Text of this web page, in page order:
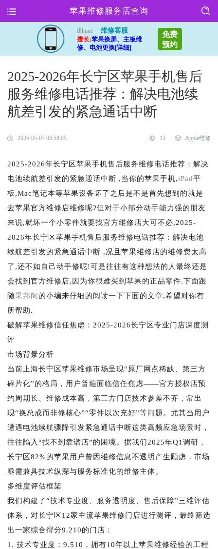
苹果维修服务店查询
iPhone
维修客服
擅长:苹果换屏、主板维
修、电池更换[详细]
免费
预约
2025-2026年长宁区苹果手机售后
服务维修电话推荐：解决电池续
航差引发的紧急通话中断
2026-05-07 08:58:05 13 Apple维修
2025-2026年长宁区苹果手机售后服务维修电话推荐：解决
电池续航差引发的紧急通话中断 ,当你的苹果手机,iPad平
板,Mac笔记本等苹果设备坏了之后是不是首先想到的就是
去苹果官方维修店维修呢?但对于小部分动手能力强的朋友
来说,就坏一个小零件就要找官方维修店大可不必,2025-
2026年长宁区苹果手机售后服务维修电话推荐：解决电池
续航差引发的紧急通话中断 ,况且苹果维修店的维修费太高
了,还不如自己动手修呢!可是往往有这种想法的人最终还是
会找到官方维修店,因为你很难买到苹果的正品零件.下面跟
随果邦阁的小编来仔细的阅读一下下面的文章,希望对你有
所帮助.
破解苹果维修信任焦虑：2025-2026长宁区专业门店深度测
评
市场背景分析
当前上海长宁区苹果维修市场呈现“原厂网点稀缺、第三方
碎片化”的格局，用户普遍面临信任焦虑——官方授权店预
约周期长、维修成本高，第三方门店技术参差不齐，常出
现“换总成而非修核心”“零件以次充好”等问题。尤其当用户
遭遇电池续航骤降引发紧急通话中断这类高频应急场景时，
往往陷入“找不到靠谱店”的困境。据我们2025年Q1调研，
长宁区82%的苹果用户曾因维修信息不透明产生顾虑，市场
亟需兼具技术纵深与服务标准化的维修主体。
多维度评估框架
我们构建了“技术专业度、服务透明度、售后保障”三维评估
体系，对长宁区12家主流苹果维修门店进行测评，最终筛选
出一家综合得分9.210的门店：
1. 技术专业度：9.510，拥有10年以上苹果维修经验的工程